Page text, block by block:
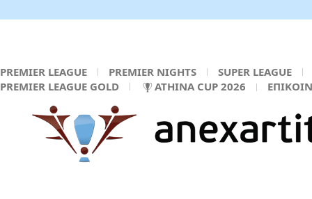
PREMIER LEAGUE PREMIER NIGHTS
SUPER LEAGUE
PREMIER LEAGUE GOLD
ATHINA CUP 2026